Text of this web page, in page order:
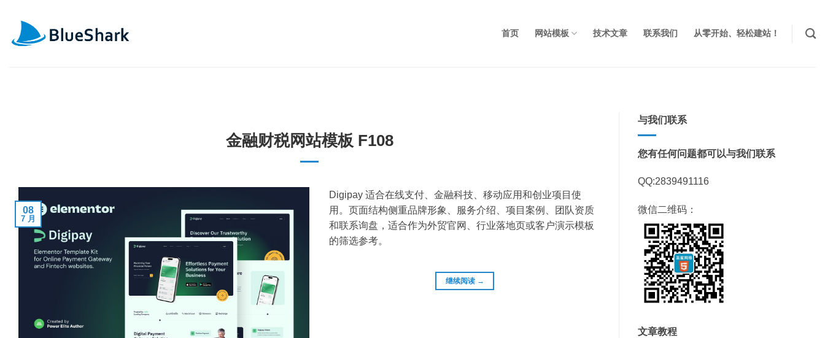
首页 网站模板 技术文章 联系我们 从零开始、轻松建站！
金融财税网站模板 F108
08
7 月
Digipay 适合在线支付、金融科技、移动应用和创业项目使
用。页面结构侧重品牌形象、服务介绍、项目案例、团队资质
和联系询盘，适合作为外贸官网、行业落地页或客户演示模板
的筛选参考。
继续阅读 →
与我们联系
您有任何问题都可以与我们联系
QQ:2839491116
微信二维码：
文章教程